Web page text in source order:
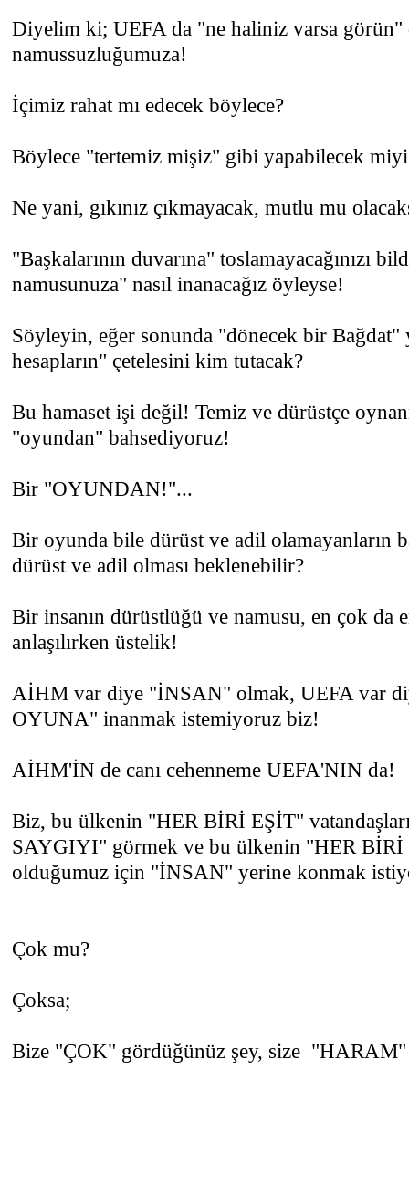
Diyelim ki; UEFA da "ne haliniz varsa görün"
namussuzluğumuza!
İçimiz rahat mı edecek böylece?
Böylece "tertemiz mişiz" gibi yapabilecek
Ne yani, gıkınız çıkmayacak, mutlu mu
"Başkalarının duvarına" toslamayacağınızı
namusunuza" nasıl inanacağız öyleyse!
Söyleyin, eğer sonunda "dönecek bir Bağdat"
hesapların" çetelesini kim tutacak?
Bu hamaset işi değil! Temiz ve dürüstçe
"oyundan" bahsediyoruz!
Bir "OYUNDAN!"...
Bir oyunda bile dürüst ve adil olamayanların
dürüst ve adil olması beklenebilir?
Bir insanın dürüstlüğü ve namusu, en çok da
anlaşılırken üstelik!
AİHM var diye "İNSAN" olmak, UEFA var
OYUNA" inanmak istemiyoruz biz!
AİHM'İN de canı cehenneme UEFA'NIN da!
Biz, bu ülkenin "HER BİRİ EŞİT"
SAYGIYI" görmek ve bu ülkenin "HER BİRİ
olduğumuz için "İNSAN" yerine konmak
Çok mu?
Çoksa;
Bize "ÇOK" gördüğünüz şey, size